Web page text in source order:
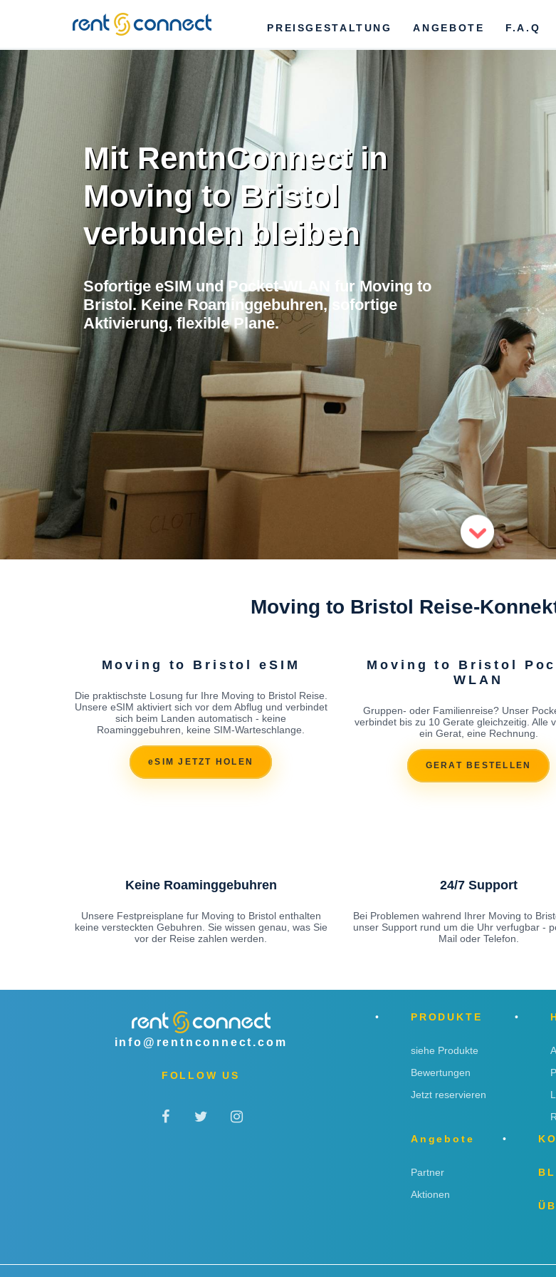
RENT'N
CONNECT
PREISGESTALTUNG ANGEBOTE F.A.Q
Mit RentnConnect in
Moving to Bristol
verbunden bleiben
Sofortige eSIM und Pocket-WLAN fur Moving to
Bristol. Keine Roaminggebuhren, sofortige
Aktivierung, flexible Plane.
Moving to Bristol Reise-
Moving to Bristol eSIM
Die praktischste Losung fur Ihre Moving to Bristol Reise.
Unsere eSIM aktiviert sich vor dem Abflug und verbindet
sich beim Landen automatisch - keine
Roaminggebuhren, keine SIM-Warteschlange.
eSIM JETZT HOLEN
Moving to Bristol
WLAN
Gruppen- oder Familienreise? Unser
verbindet bis zu 10 Gerate gleichzeitig. Alle
ein Gerat, eine Rechnung.
GERAT BESTELLEN
Keine Roaminggebuhren
Unsere Festpreisplane fur Moving to Bristol enthalten
keine versteckten Gebuhren. Sie wissen genau, was Sie
vor der Reise zahlen werden.
24/7 Support
Bei Problemen wahrend Ihrer Moving to
unser Support rund um die Uhr verfugbar -
Mail oder Telefon.
info@rentnconnect.com
FOLLOW US
PRODUKTE
siehe Produkte
Bewertungen
Jetzt reservieren
Angebote
Partner
Aktionen